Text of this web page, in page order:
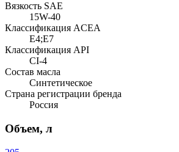
Вязкость SAE
15W-40
Классификация ACEA
E4;E7
Классификация API
CI-4
Состав масла
Синтетическое
Страна регистрации бренда
Россия
Объем, л